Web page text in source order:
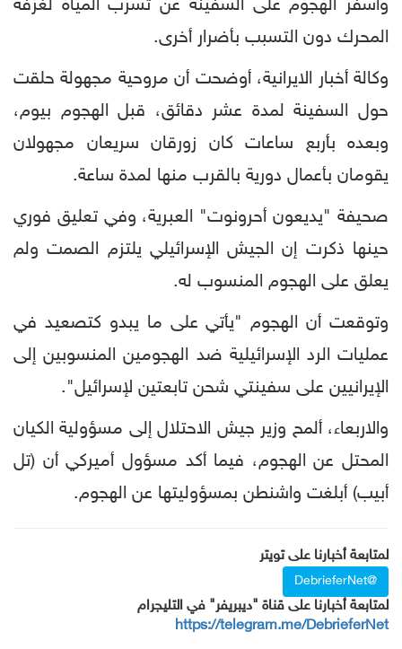
وأسفر الهجوم على السفينة عن تسرب المياه لغرفة
المحرك دون التسبب بأضرار أخرى.
وكالة أخبار الايرانية، أوضحت أن مروحية مجهولة حلقت
حول السفينة لمدة عشر دقائق، قبل الهجوم بيوم،
وبعده بأربع ساعات كان زورقان سريعان مجهولان
يقومان بأعمال دورية بالقرب منها لمدة ساعة.
صحيفة "يديعون أحرونوت" العبرية، وفي تعليق فوري
حينها ذكرت إن الجيش الإسرائيلي يلتزم الصمت ولم
يعلق على الهجوم المنسوب له.
وتوقعت أن الهجوم "يأتي على ما يبدو كتصعيد في
عمليات الرد الإسرائيلية ضد الهجومين المنسوبين إلى
الإيرانيين على سفينتي شحن تابعتين لإسرائيل".
والاربعاء، ألمح وزير جيش الاحتلال إلى مسؤولية الكيان
المحتل عن الهجوم، فيما أكد مسؤول أميركي أن (تل
أبيب) أبلغت واشنطن بمسؤوليتها عن الهجوم.
لمتابعة أخبارنا على تويتر
@DebrieferNet
لمتابعة أخبارنا على قناة "ديبريفر" في التليجرام
https://telegram.me/DebrieferNet